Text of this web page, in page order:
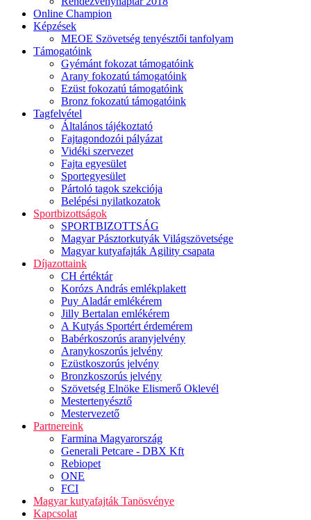
Online Champion
Képzések
MEOE Szövetség tenyésztői tanfolyam
Támogatóink
Gyémánt fokozat támogatóink
Arany fokozatú támogatóink
Ezüst fokozatú támogatóink
Bronz fokozatú támogatóink
Tagfelvétel
Általános tájékoztató
Fajtagondozói pályázat
Vidéki szervezet
Fajta egyesület
Sportegyesület
Pártoló tagok szekciója
Belépési nyilatkozatok
Sportbizottságok
SPORTBIZOTTSÁG
Magyar Pásztorkutyák Világszövetsége
Magyar kutyafajták Agility csapata
Díjazottaink
CH értéktár
Korózs András emlékplakett
Puy Aladár emlékérem
Jilly Bertalan emlékérem
A Kutyás Sportért érdemérem
Babérkoszorús aranyjelvény
Aranykoszorús jelvény
Ezüstkoszorús jelvény
Bronzkoszorús jelvény
Szövetség Elnöke Elismerő Oklevél
Mestertenyésztő
Mestervezető
Partnereink
Farmina Magyarország
Generali Petcare - DBX Kft
Rebiopet
ONE
FCI
Magyar kutyafajták Tanösvénye
Kapcsolat